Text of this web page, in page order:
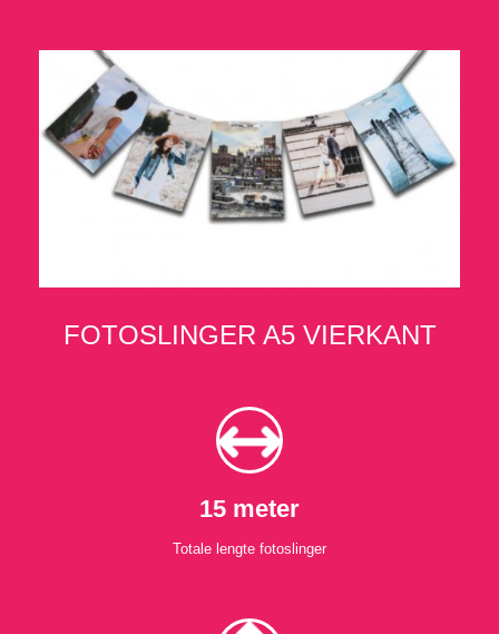
FOTOSLINGER A5 VIERKANT
15 meter
Totale lengte fotoslinger